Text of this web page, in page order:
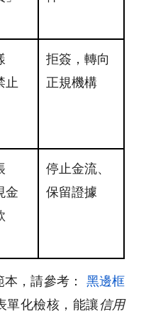
止
拒簽，轉向
正規機構
金
停止金流、
保留證據
，請參考：
黑邊框
單化檢核，能讓信用